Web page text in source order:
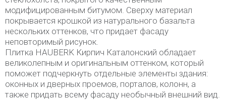
модифицированным битумом. Сверху материал
покрывается крошкой из натурального базальта
нескольких оттенков, что придает фасаду
неповторимый рисунок.
Плитка HAUBERK Кирпич Каталонский обладает
великолепным и оригинальным оттенком, который
поможет подчеркнуть отдельные элементы здания:
оконных и дверных проемов, порталов, колонн, а
также придать всему фасаду необычный внешний вид.